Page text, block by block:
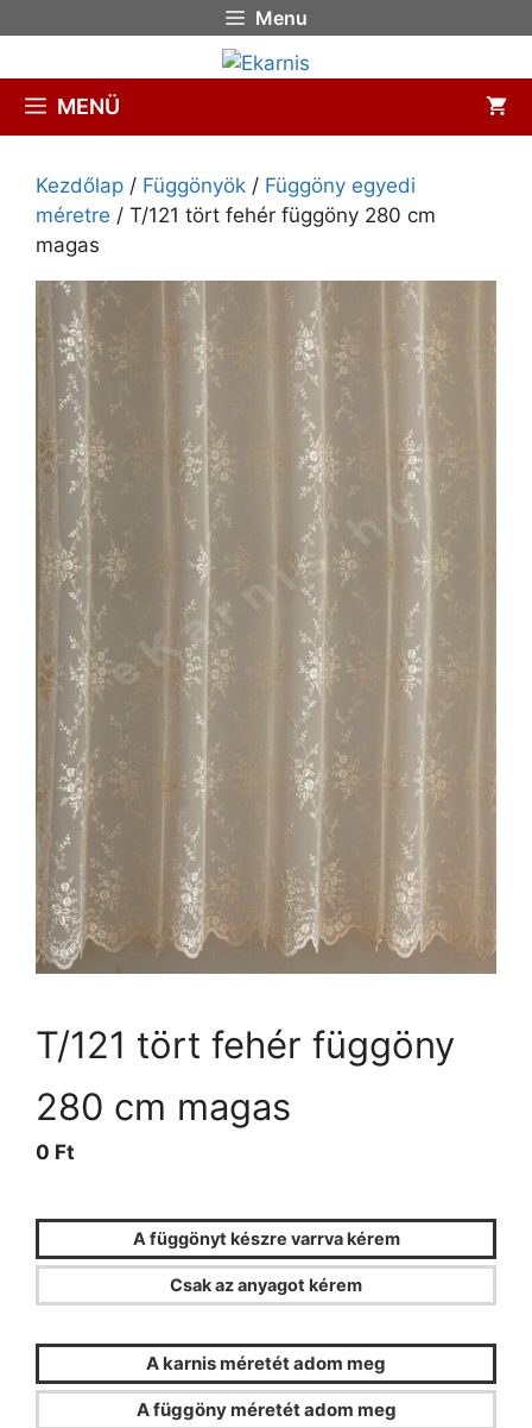
Menu
MENÜ
Kezdőlap / Függönyök / Függöny egyedi
méretre / T/121 tört fehér függöny 280 cm
magas
T/121 tört fehér függöny
280 cm magas
0 Ft
A függönyt készre varrva kérem
Csak az anyagot kérem
A karnis méretét adom meg
A függöny méretét adom meg